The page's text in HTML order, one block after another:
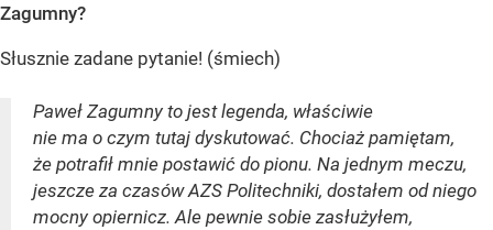
Zagumny?
Słusznie zadane pytanie! (śmiech)
Paweł Zagumny to jest legenda, właściwie
nie ma o czym tutaj dyskutować. Chociaż pamiętam,
że potrafił mnie postawić do pionu. Na jednym meczu,
jeszcze za czasów AZS Politechniki, dostałem od niego
mocny opiernicz. Ale pewnie sobie zasłużyłem,